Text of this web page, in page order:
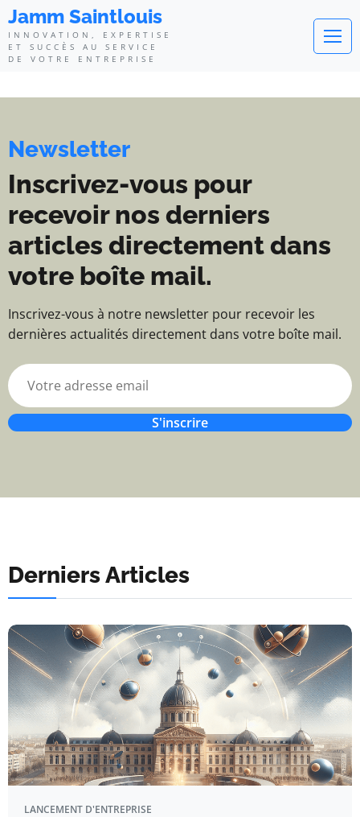
Jamm Saintlouis - Innovation,
Jamm Saintlouis
INNOVATION, EXPERTISE
ET SUCCÈS AU SERVICE
DE VOTRE ENTREPRISE
Newsletter
Inscrivez-vous pour
recevoir nos derniers
articles directement dans
votre boîte mail.
Inscrivez-vous à notre newsletter pour recevoir les
dernières actualités directement dans votre boîte mail.
S'inscrire
Derniers Articles
LANCEMENT D'ENTREPRISE